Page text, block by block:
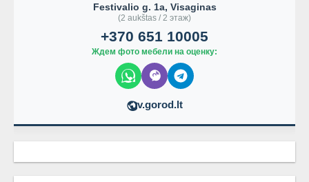
Festivalio g. 1a, Visaginas
(2 aukštas / 2 этаж)
+370 651 10005
Ждем фото мебели на оценку:
v.gorod.lt